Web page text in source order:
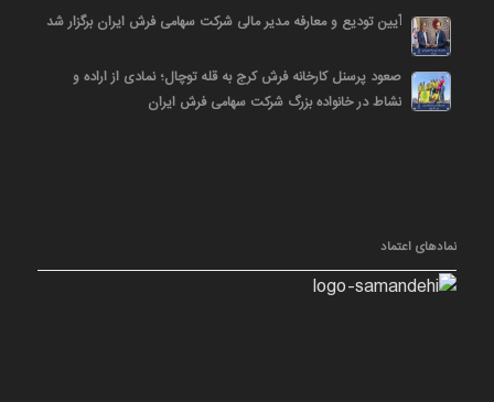
آیین تودیع و معارفه مدیر مالی شرکت سهامی فرش ایران برگزار شد
صعود پرسنل کارخانه فرش کرج به قله توچال؛ نمادی از اراده و
نشاط در خانواده بزرگ شرکت سهامی فرش ایران
نمادهای اعتماد